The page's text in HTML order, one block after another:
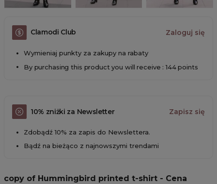
Clamodi Club Zaloguj się
Wymieniaj punkty za zakupy na rabaty
By purchasing this product you will receive : 144 points
10% zniżki za Newsletter Zapisz się
Zdobądź 10% za zapis do Newslettera.
Bądź na bieżąco z najnowszymi trendami
copy of Hummingbird printed t-shirt - Cena